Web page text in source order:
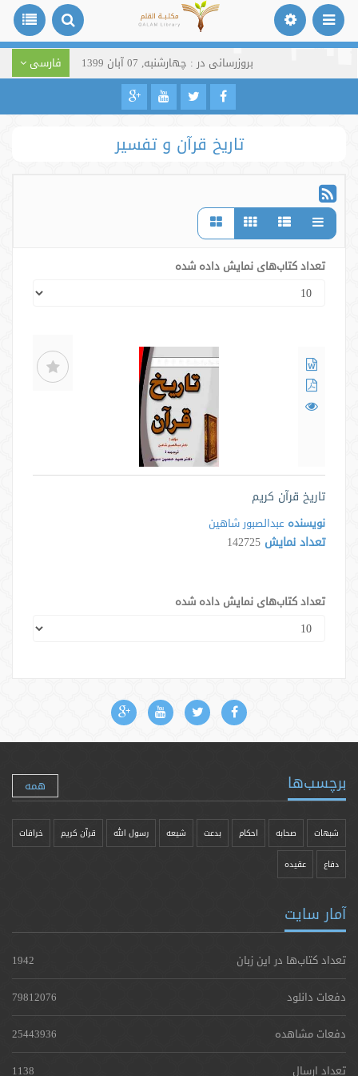
بروزرسانی در : چهارشنبه, 07 آبان 1399 فارسی
تاریخ قرآن و تفسیر
تعداد کتاب‌های نمایش داده شده
تاریخ قرآن کریم
نویسنده عبدالصبور شاهین
تعداد نمایش 142725
تعداد کتاب‌های نمایش داده شده
برچسب‌ها همه
شبهات صحابه احکام بدعت شیعه رسول الله قرآن کریم خرافات
دفاع عقیده
آمار سایت
تعداد کتاب‌ها در این زبان
1942
دفعات دانلود
79812076
دفعات مشاهده
25443936
تعداد ارسال
1138